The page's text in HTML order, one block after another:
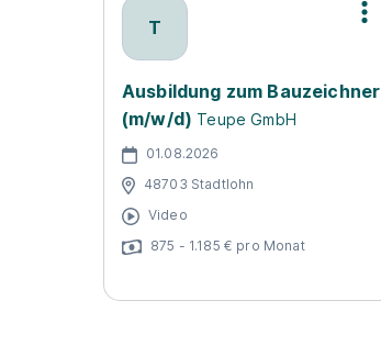
T
Ausbildung zum Bauzeichner
(m/w/d) Teupe GmbH
01.08.2026
48703 Stadtlohn
Video
875 - 1.185 € pro Monat